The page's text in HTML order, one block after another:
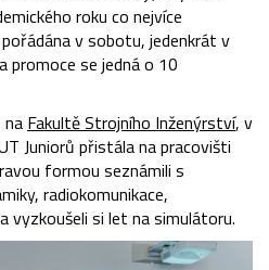
roku co nejvíce
v sobotu, jedenkrát v
promoce se jedná o 10
na Fakultě Strojního Inženýrství, v
Juniorů přistála na pracovišti
formou seznámili s
radiokomunikace,
vyzkoušeli si let na simulátoru.